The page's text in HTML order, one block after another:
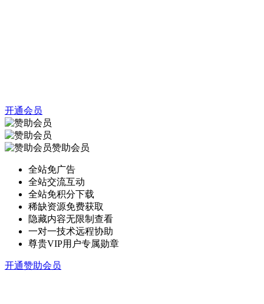
开通会员
赞助会员
全站免广告
全站交流互动
全站免积分下载
稀缺资源免费获取
隐藏内容无限制查看
一对一技术远程协助
尊贵VIP用户专属勋章
开通赞助会员